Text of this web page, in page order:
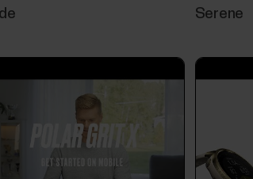
et dispositifs compatibles
mobilesLes dispositifs Polar
requise est la suivante
mobiles Android dotés de la
Serene